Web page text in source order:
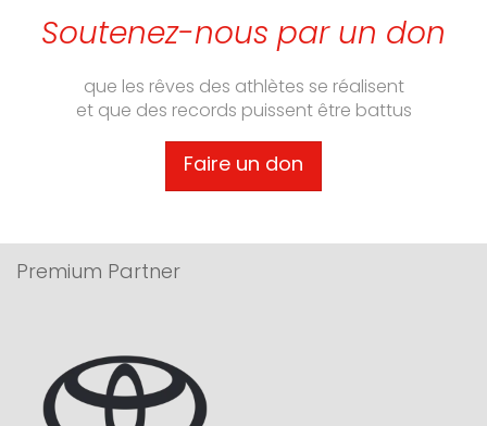
Soutenez-nous par un don
que les rêves des athlètes se réalisent
et que des records puissent être battus
Faire un don
Premium Partner